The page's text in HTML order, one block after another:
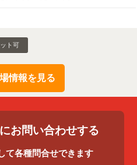
ト可
情報を見る
お問い合わせする
て各種問合せできます